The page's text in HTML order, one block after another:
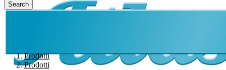
Search
Prodotti
Prodotti